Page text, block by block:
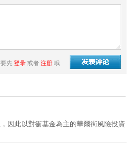
先 登录 或者 注册 哦
因此以對衝基金為主的華爾街風險投資